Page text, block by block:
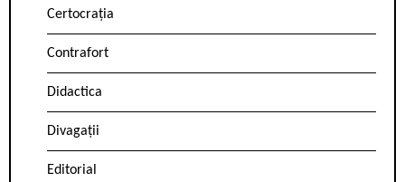
Certocrația
Contrafort
Didactica
Divagații
Editorial